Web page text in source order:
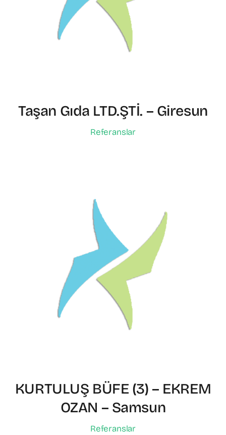
Taşan Gıda LTD.ŞTİ. – Giresun
Referanslar
KURTULUŞ BÜFE (3) – EKREM
OZAN – Samsun
Referanslar